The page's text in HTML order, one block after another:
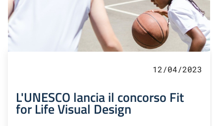
12/04/2023
L'UNESCO lancia il concorso Fit
for Life Visual Design